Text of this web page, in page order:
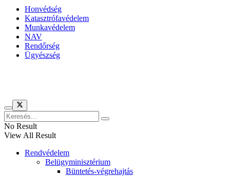
Honvédség
Katasztrófavédelem
Munkavédelem
NAV
Rendőrség
Ügyészség
No Result
View All Result
Rendvédelem
Belügyminisztérium
Büntetés-végrehajtás